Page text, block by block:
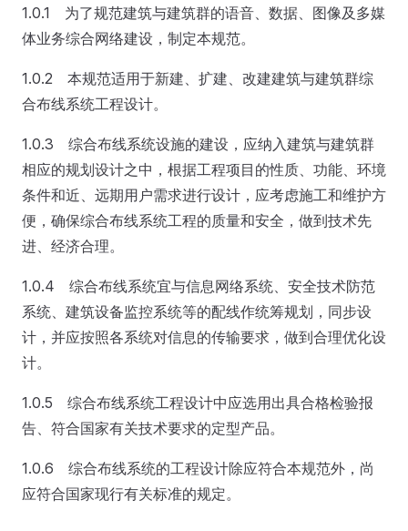
1.0.1 为了规范建筑与建筑群的语音、数据、图像及多媒
体业务综合网络建设，制定本规范。
1.0.2 本规范适用于新建、扩建、改建建筑与建筑群综
合布线系统工程设计。
1.0.3 综合布线系统设施的建设，应纳入建筑与建筑群
相应的规划设计之中，根据工程项目的性质、功能、环境
条件和近、远期用户需求进行设计，应考虑施工和维护方
便，确保综合布线系统工程的质量和安全，做到技术先
进、经济合理。
1.0.4 综合布线系统宜与信息网络系统、安全技术防范
系统、建筑设备监控系统等的配线作统筹规划，同步设
计，并应按照各系统对信息的传输要求，做到合理优化设
计。
1.0.5 综合布线系统工程设计中应选用出具合格检验报
告、符合国家有关技术要求的定型产品。
1.0.6 综合布线系统的工程设计除应符合本规范外，尚
应符合国家现行有关标准的规定。